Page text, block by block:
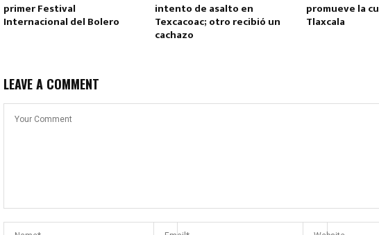
primer Festival
Internacional del Bolero
intento de asalto en
Texcacoac; otro recibió un
cachazo
promueve la
Tlaxcala
LEAVE A COMMENT